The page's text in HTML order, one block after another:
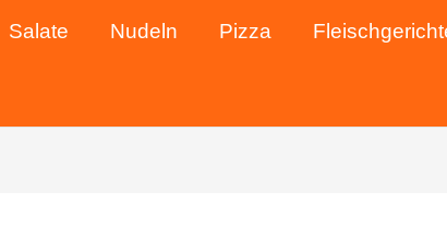
Salate Nudeln Pizza